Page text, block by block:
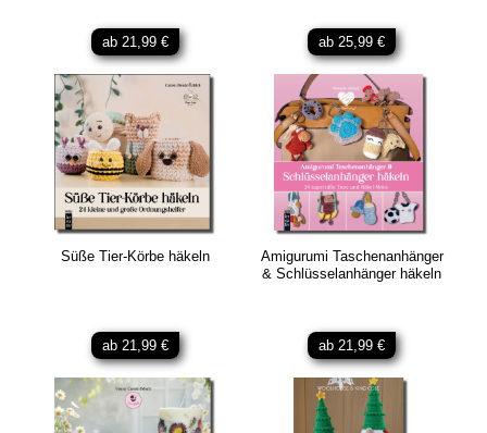
ab 21,99 € ab 25,99 €
Süße Tier-Körbe häkeln
ab 21,99 €
Amigurumi Taschenanhänger
& Schlüsselanhänger häkeln
ab 21,99 €